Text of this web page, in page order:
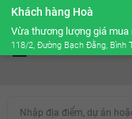
Cộng đồng Môi giới
Nhập địa điểm, dự án
Khách hàng Hoà
Vừa thương lượng giá mua
118/2, Đường Bạch Đằng, Bình